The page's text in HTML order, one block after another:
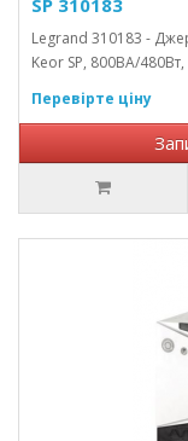
Legrand 310183 -
Keor SP, 800ВА/
Перевірте ціну